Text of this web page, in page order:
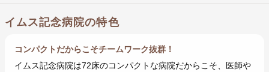
イムス記念病院の特色
コンパクトだからこそチームワーク抜群！
イムス記念病院は72床のコンパクトな病院だからこそ、医師や